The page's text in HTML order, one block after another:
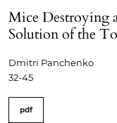
Mice Destroying
Solution of the
Dmitri Panchenko
32-45
pdf